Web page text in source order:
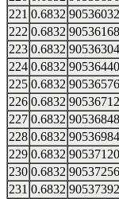
221 0.6832 90536032
222 0.6832 90536168
223 0.6832 90536304
224 0.6832 90536440
225 0.6832 90536576
226 0.6832 90536712
227 0.6832 90536848
228 0.6832 90536984
229 0.6832 90537120
230 0.6832 90537256
231 0.6832 90537392